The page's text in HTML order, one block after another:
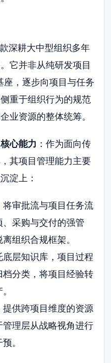
深耕大中型组织多年
它并非从纯研发项目
座，逐步向项目与任务
重于组织行为的规范
业资源的整体统筹。
心能力 ：作为面向传
其项目管理能力主要
淀上：
将审批流与项目任务流
采购与交付的强管
组织合规框架。
底层知识库，项目过程
分类，将项目经验转
提供跨项目维度的资源
理层从战略视角进行
。